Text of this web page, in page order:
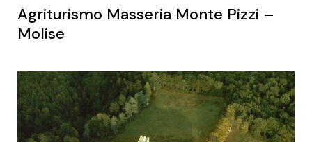
Agriturismo Masseria Monte Pizzi –
Molise